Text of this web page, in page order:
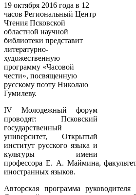
19 октября 2016 года в 12
часов Региональный Центр
Чтения Псковской
областной научной
библиотеки представит
литературно-
художественную
программу «Часовой
чести», посвященную
русскому поэту Николаю
Гумилеву.
IV Молодежный форум
проводят: Псковский
государственный
университет, Открытый
институт русского языка и
культуры имени
профессора Е. А. Маймина,
иностранных языков.
Авторская программа